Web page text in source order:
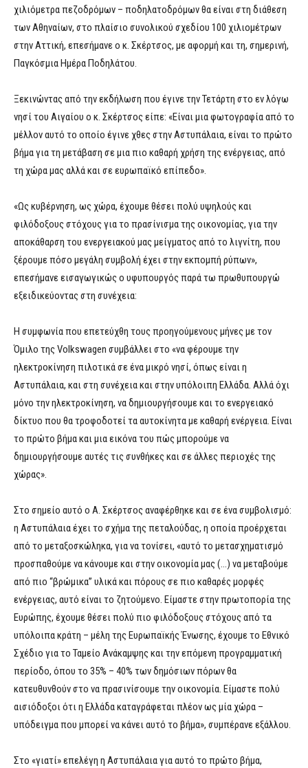
χιλιόμετρα πεζοδρόμων – ποδηλατοδρόμων θα είναι στη διάθεση
των Αθηναίων, στο πλαίσιο συνολικού σχεδίου 100 χιλιομέτρων
στην Αττική, επεσήμανε ο κ. Σκέρτσος, με αφορμή και τη, σημερινή,
Παγκόσμια Ημέρα Ποδηλάτου.
Ξεκινώντας από την εκδήλωση που έγινε την Τετάρτη στο εν λόγω
νησί του Αιγαίου ο κ. Σκέρτσος είπε: «Είναι μια φωτογραφία από το
μέλλον αυτό το οποίο έγινε χθες στην Αστυπάλαια, είναι το πρώτο
βήμα για τη μετάβαση σε μια πιο καθαρή χρήση της ενέργειας, από
τη χώρα μας αλλά και σε ευρωπαϊκό επίπεδο».
«Ως κυβέρνηση, ως χώρα, έχουμε θέσει πολύ υψηλούς και
φιλόδοξους στόχους για το πρασίνισμα της οικονομίας, για την
αποκάθαρση του ενεργειακού μας μείγματος από το λιγνίτη, που
ξέρουμε πόσο μεγάλη συμβολή έχει στην εκπομπή ρύπων»,
επεσήμανε εισαγωγικώς ο υφυπουργός παρά τω πρωθυπουργώ
εξειδικεύοντας στη συνέχεια:
Η συμφωνία που επετεύχθη τους προηγούμενους μήνες με τον
Όμιλο της Volkswagen συμβάλλει στο «να φέρουμε την
ηλεκτροκίνηση πιλοτικά σε ένα μικρό νησί, όπως είναι η
Αστυπάλαια, και στη συνέχεια και στην υπόλοιπη Ελλάδα. Αλλά όχι
μόνο την ηλεκτροκίνηση, να δημιουργήσουμε και το ενεργειακό
δίκτυο που θα τροφοδοτεί τα αυτοκίνητα με καθαρή ενέργεια. Είναι
το πρώτο βήμα και μια εικόνα του πώς μπορούμε να
δημιουργήσουμε αυτές τις συνθήκες και σε άλλες περιοχές της
χώρας».
Στο σημείο αυτό ο Α. Σκέρτσος αναφέρθηκε και σε ένα συμβολισμό:
η Αστυπάλαια έχει το σχήμα της πεταλούδας, η οποία προέρχεται
από το μεταξοσκώληκα, για να τονίσει, «αυτό το μετασχηματισμό
προσπαθούμε να κάνουμε και στην οικονομία μας (…) να μεταβούμε
από πιο “βρώμικα” υλικά και πόρους σε πιο καθαρές μορφές
ενέργειας, αυτό είναι το ζητούμενο. Είμαστε στην πρωτοπορία της
Ευρώπης, έχουμε θέσει πολύ πιο φιλόδοξους στόχους από τα
υπόλοιπα κράτη – μέλη της Ευρωπαϊκής Ένωσης, έχουμε το Εθνικό
Σχέδιο για το Ταμείο Ανάκαμψης και την επόμενη προγραμματική
περίοδο, όπου το 35% – 40% των δημόσιων πόρων θα
κατευθυνθούν στο να πρασινίσουμε την οικονομία. Είμαστε πολύ
αισιόδοξοι ότι η Ελλάδα καταγράφεται πλέον ως μία χώρα –
υπόδειγμα που μπορεί να κάνει αυτό το βήμα», συμπέρανε εξάλλου.
Στο «γιατί» επελέγη η Αστυπάλαια για αυτό το πρώτο βήμα,